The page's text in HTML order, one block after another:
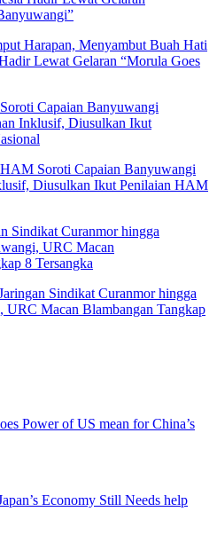
Harapan, Menyambut Buah Hati
Lewat Gelaran “Morula Goes
Soroti Capaian Banyuwangi
Diusulkan Ikut Penilaian HAM
Sindikat Curanmor hingga
URC Macan Blambangan Tangkap
Power of US mean for China’s
Economy Still Needs help